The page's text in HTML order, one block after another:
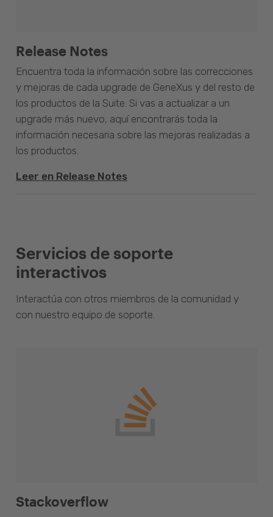
Release Notes
Encuentra toda la información sobre las correcciones
y mejoras de cada upgrade de GeneXus y del resto de
los productos de la Suite. Si vas a actualizar a un
upgrade más nuevo, aquí encontrarás toda la
información necesaria sobre las mejoras realizadas a
los productos.
Leer en Release Notes
Servicios de soporte
interactivos
Interactúa con otros miembros de la comunidad y
con nuestro equipo de soporte.
Stackoverflow